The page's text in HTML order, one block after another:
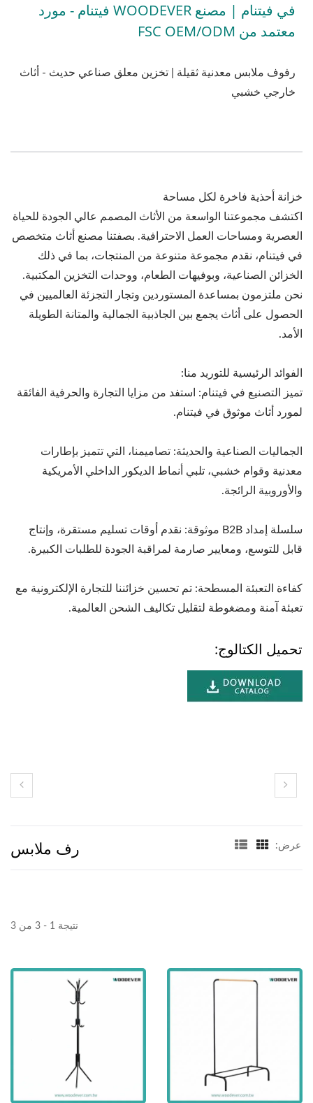
في فيتنام | مصنع WOODEVER فيتنام - مورد
معتمد من FSC OEM/ODM
رفوف ملابس معدنية ثقيلة | تخزين معلق صناعي حديث - أثاث
خارجي خشبي
خزانة أحذية فاخرة لكل مساحة
اكتشف مجموعتنا الواسعة من الأثاث المصمم عالي الجودة للحياة
العصرية ومساحات العمل الاحترافية. بصفتنا مصنع أثاث متخصص
في فيتنام، نقدم مجموعة متنوعة من المنتجات، بما في ذلك
الخزائن الصناعية، وبوفيهات الطعام، ووحدات التخزين المكتبية.
نحن ملتزمون بمساعدة المستوردين وتجار التجزئة العالميين في
الحصول على أثاث يجمع بين الجاذبية الجمالية والمتانة الطويلة
الأمد.
الفوائد الرئيسية للتوريد منا:
تميز التصنيع في فيتنام: استفد من مزايا التجارة والحرفية الفائقة
لمورد أثاث موثوق في فيتنام.
الجماليات الصناعية والحديثة: تصاميمنا، التي تتميز بإطارات
معدنية وقوام خشبي، تلبي أنماط الديكور الداخلي الأمريكية
والأوروبية الرائجة.
سلسلة إمداد B2B موثوقة: نقدم أوقات تسليم مستقرة، وإنتاج
قابل للتوسع، ومعايير صارمة لمراقبة الجودة للطلبات الكبيرة.
كفاءة التعبئة المسطحة: تم تحسين خزائننا للتجارة الإلكترونية مع
تعبئة آمنة ومضغوطة لتقليل تكاليف الشحن العالمية.
تحميل الكتالوج:
رف ملابس عرض:
نتيجة 1 - 3 من 3